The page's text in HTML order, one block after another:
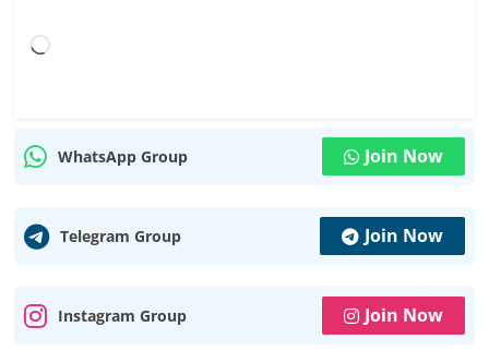
Loading…
WhatsApp Group Join Now
Telegram Group Join Now
Instagram Group Join Now